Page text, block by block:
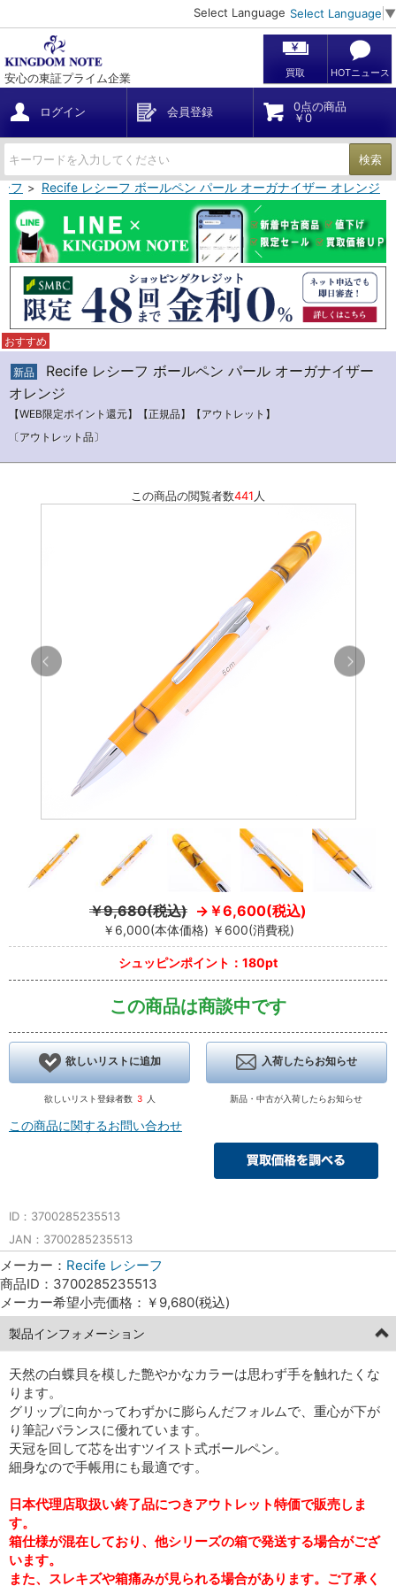
Select Language Select Language ▼
安心の東証プライム企業 買取 HOTニュース
ログイン 会員登録
0点の商品
￥0
検索
フ Recife レシーフ ボールペン パール オーガナイザー オレンジ
おすすめ
新品
Recife レシーフ ボールペン パール オーガナイザー
オレンジ
【WEB限定ポイント還元】【正規品】【アウトレット】
〔アウトレット品〕
この商品の閲覧者数441 人
￥9,680(税込) ￥6,600(税込)
￥6,000(本体価格) ￥600(消費税)
シュッピンポイント：180pt
この商品は商談中です
欲しいリストに追加
欲しいリスト登録者数 3 人
入荷したらお知らせ
新品・中古が入荷したらお知らせ
この商品に関するお問い合わせ
ID：3700285235513
JAN：3700285235513
メーカー： Recife レシーフ
商品ID：3700285235513
メーカー希望小売価格：￥9,680(税込)
製品インフォメーション
天然の白蝶貝を模した艶やかなカラーは思わず手を触れたくな
ります。
グリップに向かってわずかに膨らんだフォルムで、重心が下が
り筆記バランスに優れています。
天冠を回して芯を出すツイスト式ボールペン。
細身なので手帳用にも最適です。
日本代理店取扱い終了品につきアウトレット特価で販売しま
す。
箱仕様が混在しており、他シリーズの箱で発送する場合がござ
います。
また、スレキズや箱痛みが見られる場合があります。ご了承く